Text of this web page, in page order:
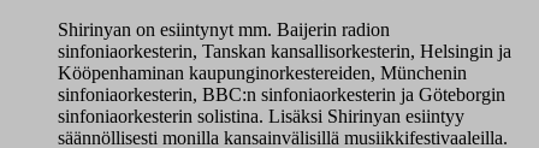
Shirinyan on esiintynyt mm. Baijerin radion
sinfoniaorkesterin, Tanskan kansallisorkesterin, Helsingin ja
Kööpenhaminan kaupunginorkestereiden, Münchenin
sinfoniaorkesterin, BBC:n sinfoniaorkesterin ja Göteborgin
sinfoniaorkesterin solistina. Lisäksi Shirinyan esiintyy
säännöllisesti monilla kansainvälisillä musiikkifestivaaleilla.